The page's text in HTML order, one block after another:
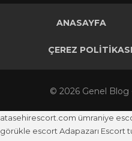
ANASAYFA
ÇEREZ POLITIKASI
© 2026 Genel Blog -
atasehirescort.com ümraniye
görükle escort Adapazarı Escort